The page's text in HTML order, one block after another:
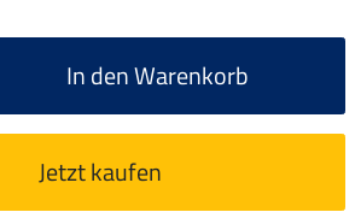
In den Warenkorb
Jetzt kaufen